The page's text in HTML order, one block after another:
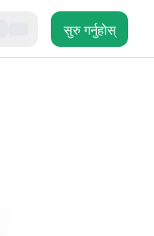
सुरु गर्नुहोस्